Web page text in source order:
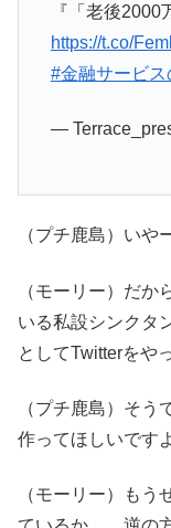
『「老後2000
https://t.co/
#金融サービス
—
（プチ鹿島）いや
（モーリー）だか
いる私設シンクタ
としてTwitterをや
（プチ鹿島）そう
作ってほしいです
（モーリー）も